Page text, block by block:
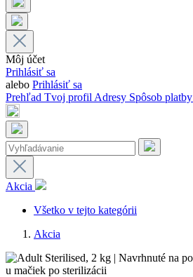
Môj účet
Prihlásiť sa
alebo Prihlásiť sa
Prehľad Tvoj profilAdresy Spôsob platby
Akcia
Všetko v tejto kategórii
Akcia